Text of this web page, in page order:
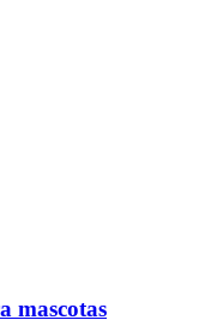
mascotas